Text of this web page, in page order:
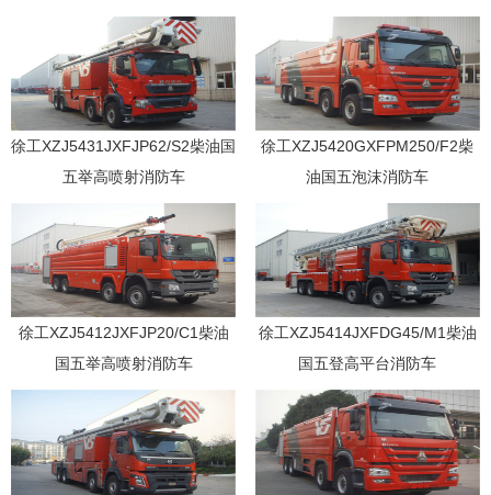
徐工XZJ5431JXFJP62/S2柴油国
五举高喷射消防车
徐工XZJ5420GXFPM250/F2柴
油国五泡沫消防车
徐工XZJ5412JXFJP20/C1柴油
国五举高喷射消防车
徐工XZJ5414JXFDG45/M1柴油
国五登高平台消防车